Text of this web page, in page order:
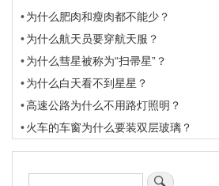
为什么肥肉和瘦肉都不能少？
为什么航天员要穿航天服？
为什么彗星被称为“扫帚星”？
为什么白天看不到星星？
高速公路为什么不用路灯照明？
火车的车窗为什么要装双层玻璃？